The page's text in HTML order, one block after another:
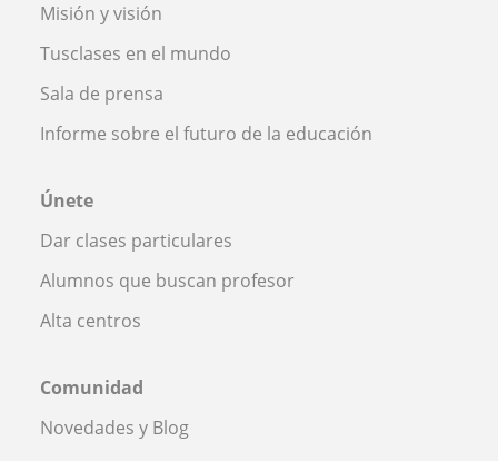
Misión y visión
Tusclases en el mundo
Sala de prensa
Informe sobre el futuro de la educación
Únete
Dar clases particulares
Alumnos que buscan profesor
Alta centros
Comunidad
Novedades y Blog